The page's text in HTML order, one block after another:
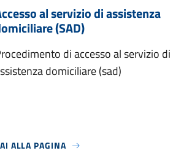
al servizio di assistenza
(SAD)
di accesso al servizio di
domiciliare (sad)
ALLA PAGINA